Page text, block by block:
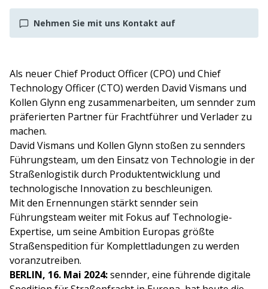
Nehmen Sie mit uns Kontakt auf
Als neuer Chief Product Officer (CPO) und Chief
Technology Officer (CTO) werden David Vismans und
Kollen Glynn eng zusammenarbeiten, um sennder zum
präferierten Partner für Frachtführer und Verlader zu
machen.
David Vismans und Kollen Glynn stoßen zu sennders
Führungsteam, um den Einsatz von Technologie in der
Straßenlogistik durch Produktentwicklung und
technologische Innovation zu beschleunigen.
Mit den Ernennungen stärkt sennder sein
Führungsteam weiter mit Fokus auf Technologie-
Expertise, um seine Ambition Europas größte
Straßenspedition für Komplettladungen zu werden
voranzutreiben.
BERLIN, 16. Mai 2024:sennder, eine führende digitale